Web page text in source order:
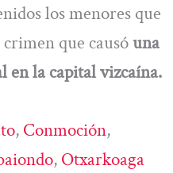
los menores que
que causóuna
en la capital vizcaína.
, Conmoción
, Otxarkoaga